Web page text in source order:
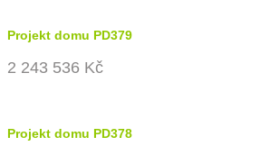
Projekt domu PD379
2 243 536 Kč
Projekt domu PD378